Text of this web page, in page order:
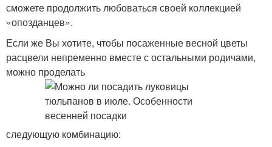
сможете продолжить любоваться своей коллекцией
«опозданцев».
Если же Вы хотите, чтобы посаженные весной цветы
расцвели непременно вместе с остальными родичами,
можно проделать
следующую комбинацию: